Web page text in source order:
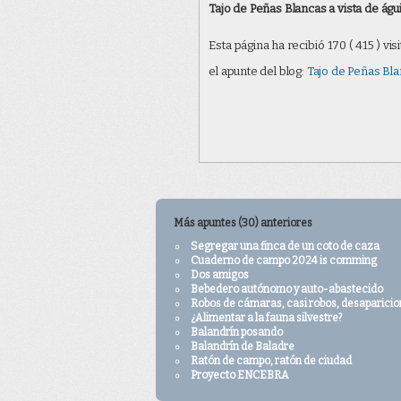
Tajo de Peñas Blancas a vista de
Esta página ha recibió 170 ( 415 )
el apunte del blog: Tajo de Peñas
Cercanas: Hay2fotografías
Etiquetas: Pulsa sobre algunas
peñasblancas drone
Enlaces directosa esta fotografía
Más apuntes (30) anteriores
Segregar una finca de un coto de caza
Cuaderno de campo 2024 is comming
Dos amigos
Bebedero autónomo y auto-abastecido
Robos de cámaras, casi robos,
¿Alimentar a la fauna silvestre?
Balandrín posando
Balandrín de Baladre
Ratón de campo, ratón de ciudad
Proyecto ENCEBRA